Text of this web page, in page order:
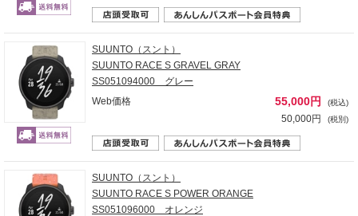
SUUNTO（スント）
SUUNTO RACE S GRAVEL GRAY
SS051094000 グレー
Web価格
55,000円 (税込)
50,000円 (税別)
SUUNTO（スント）
SUUNTO RACE S POWER ORANGE
SS051096000 オレンジ